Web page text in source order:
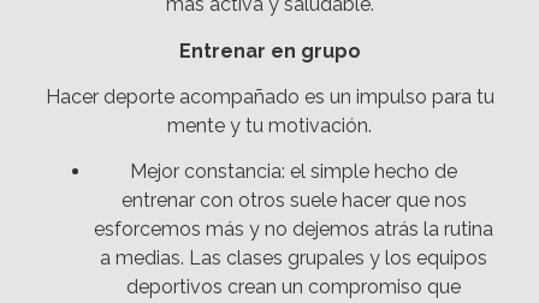
Entrenar en grupo
Hacer deporte acompañado es un impulso para tu
mente y tu motivación.
Mejor constancia: el simple hecho de
entrenar con otros suele hacer que nos
esforcemos más y no dejemos atrás la rutina
a medias. Las clases grupales y los equipos
deportivos crean un compromiso que